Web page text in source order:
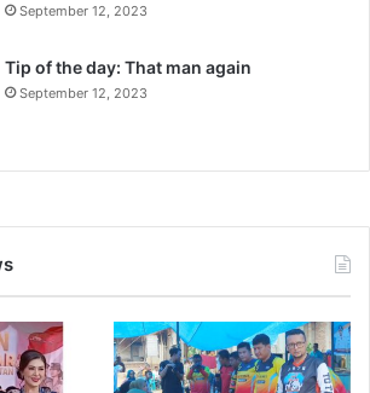
September 12, 2023
Tip of the day: That man again
September 12, 2023